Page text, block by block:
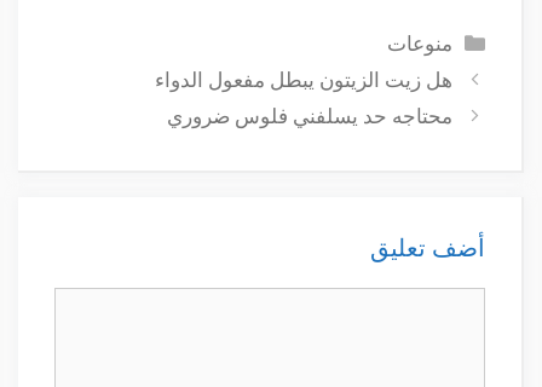
التصنيفات
منوعات
هل زيت الزيتون يبطل مفعول الدواء
محتاجه حد يسلفني فلوس ضروري
أضف تعليق